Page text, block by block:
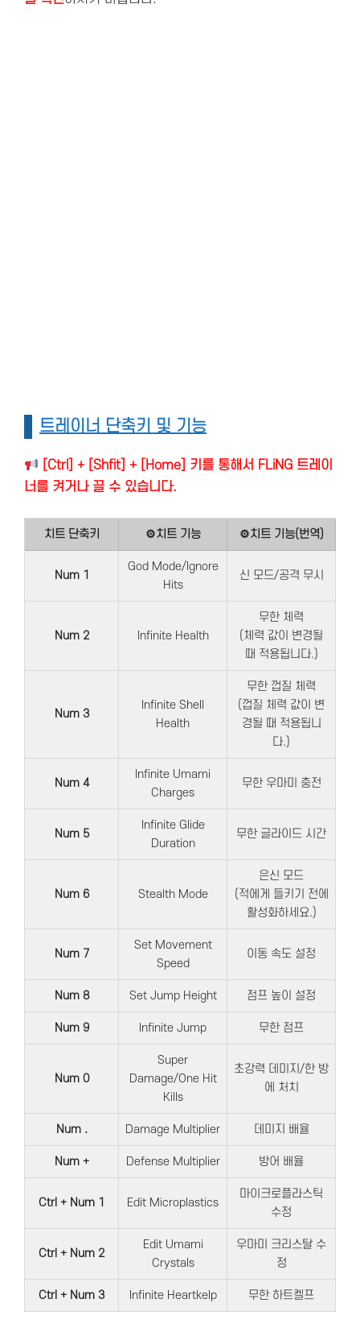
트레이너 단축키 및 기능
[Ctrl] + [Shfit] + [Home] 키를 통해서 FLiNG 트레이
너를 켜거나 끌 수 있습니다.
치트 단축키 ⚙치트 기능 ⚙치트 기능(번역)
Num 1
God Mode/Ignore
Hits
신 모드/공격 무시
Num 2 Infinite Health
무한 체력
(체력 값이 변경될
때 적용됩니다.)
Num 3
Infinite Shell
Health
무한 껍질 체력
(껍질 체력 값이 변
경될 때 적용됩니
다.)
Num 4
Infinite Umami
Charges
무한 우마미 충전
Num 5
Infinite Glide
Duration
무한 글라이드 시간
Num 6 Stealth Mode
은신 모드
(적에게 들키기 전에
활성화하세요.)
Num 7
Set Movement
Speed
이동 속도 설정
Num 8 Set Jump Height 점프 높이 설정
Num 9 Infinite Jump 무한 점프
Num 0
Super
Damage/One Hit
Kills
초강력 데미지/한 방
에 처치
Num . Damage Multiplier 데미지 배율
Num + Defense Multiplier 방어 배율
Ctrl + Num 1 Edit Microplastics
마이크로플라스틱
수정
Ctrl + Num 2
Edit Umami
Crystals
우마미 크리스탈 수
정
Ctrl + Num 3 Infinite Heartkelp 무한 하트켈프